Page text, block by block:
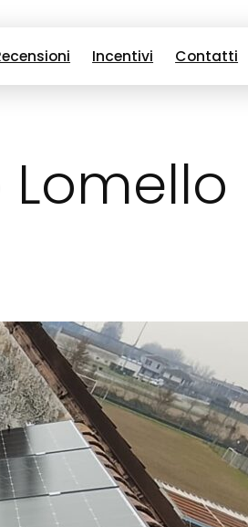
Incentivi Contatti